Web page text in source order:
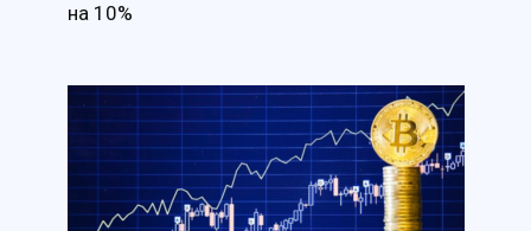
на 10%